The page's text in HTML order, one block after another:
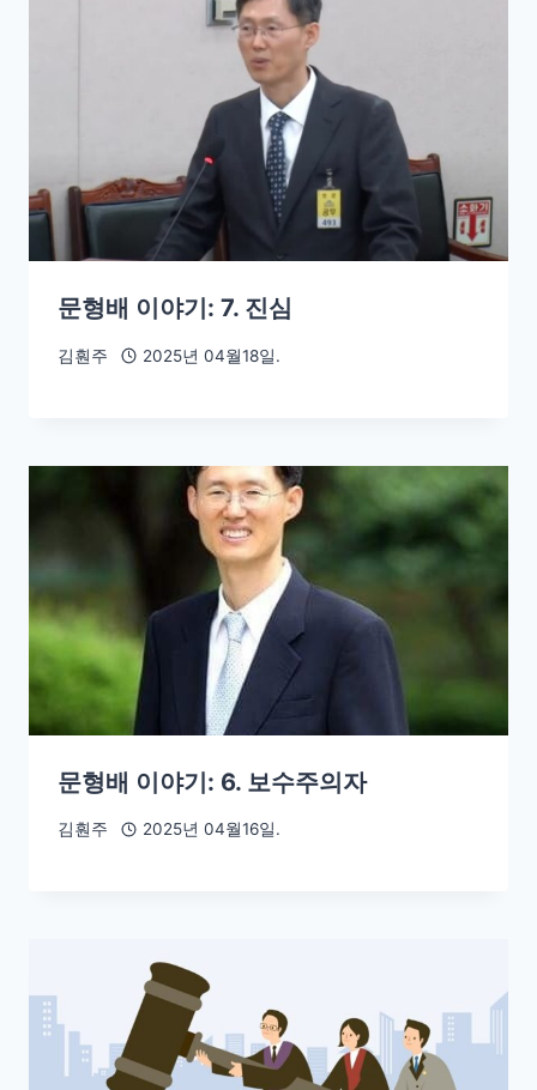
문형배 이야기: 7. 진심
김훤주 2025년 04월18일.
문형배 이야기: 6. 보수주의자
김훤주 2025년 04월16일.